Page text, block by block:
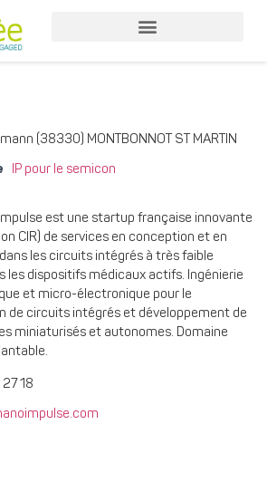
(38330) MONTBONNOT ST MARTIN
IP pour le semicon
est une startup française innovante
CIR) de services en conception et en
les circuits intégrés à très faible
les dispositifs médicaux actifs. Ingénierie
et micro-électronique pour le
de circuits intégrés et développement de
miniaturisés et autonomes. Domaine
18